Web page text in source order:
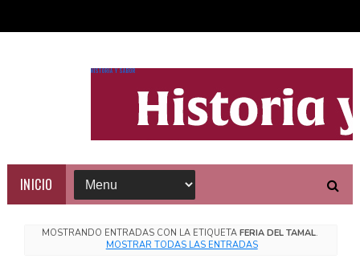
HISTORIA Y SABOR
INICIO
MOSTRANDO ENTRADAS CON LA ETIQUETA FERIA DEL TAMAL.
MOSTRAR TODAS LAS ENTRADAS